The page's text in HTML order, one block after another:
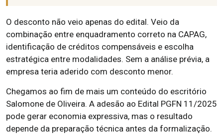
O desconto não veio apenas do edital. Veio da
combinação entre enquadramento correto na CAPAG,
identificação de créditos compensáveis e escolha
estratégica entre modalidades. Sem a análise prévia, a
empresa teria aderido com desconto menor.
Chegamos ao fim de mais um conteúdo do escritório
Salomone de Oliveira. A adesão ao Edital PGFN 11/2025
pode gerar economia expressiva, mas o resultado
depende da preparação técnica antes da formalização.